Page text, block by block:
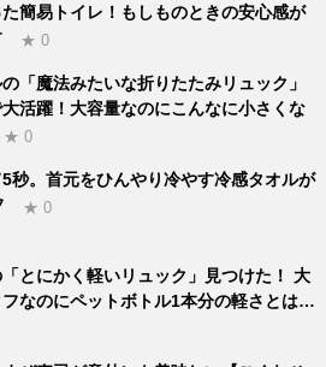
簡易トイレ！もしものときの安心感が
★ 0
「魔法みたいな折りたたみリュック」
活躍！大容量なのにこんなに小さくな
★ 0
秒。首元をひんやり冷やす冷感タオルが
★ 0
とにかく軽いリュック」見つけた！ 大
なのにペットボトル1本分の軽さとは…